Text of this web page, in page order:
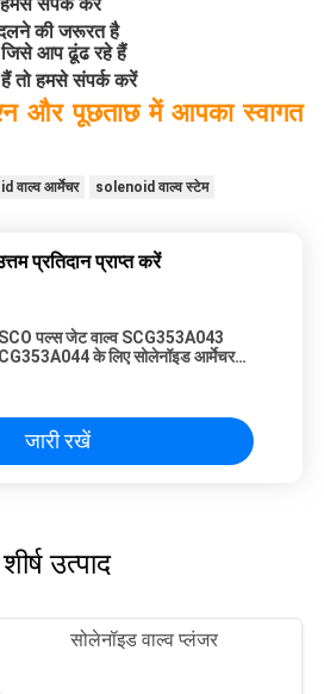
संपर्क करें
की जरूरत है
जिसे आप ढूंढ रहे हैं
तो हमसे संपर्क करें
और पूछताछ में आपका स्वागत
वाल्व आर्मेचर solenoid वाल्व स्टेम
प्रतिदान प्राप्त करें
पल्स जेट वाल्व SCG353A043
के लिए सोलेनॉइड आर्मेचर
जारी रखें
शीर्ष उत्पाद
सोलेनॉइड वाल्व प्लंजर